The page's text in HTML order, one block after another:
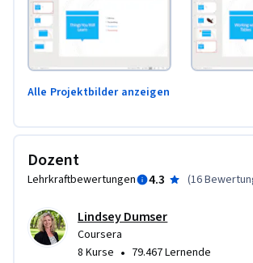
Alle Projektbilder anzeigen
Dozent
Lehrkraftbewertungen 4.3 (16
Lindsey Dumser
Coursera
8 Kurse • 79.467 Lernende